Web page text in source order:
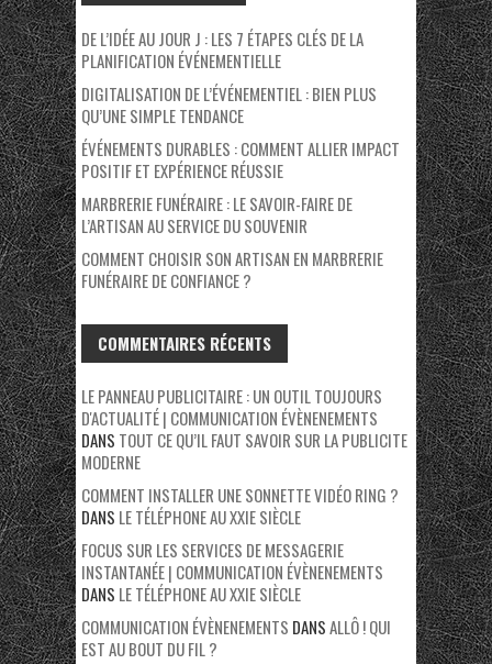
DE L’IDÉE AU JOUR J : LES 7 ÉTAPES CLÉS DE LA
PLANIFICATION ÉVÉNEMENTIELLE
DIGITALISATION DE L’ÉVÉNEMENTIEL : BIEN PLUS
QU’UNE SIMPLE TENDANCE
ÉVÉNEMENTS DURABLES : COMMENT ALLIER IMPACT
POSITIF ET EXPÉRIENCE RÉUSSIE
MARBRERIE FUNÉRAIRE : LE SAVOIR-FAIRE DE
L’ARTISAN AU SERVICE DU SOUVENIR
COMMENT CHOISIR SON ARTISAN EN MARBRERIE
FUNÉRAIRE DE CONFIANCE ?
COMMENTAIRES RÉCENTS
LE PANNEAU PUBLICITAIRE : UN OUTIL TOUJOURS
D'ACTUALITÉ | COMMUNICATION ÉVÈNENEMENTS
DANS TOUT CE QU’IL FAUT SAVOIR SUR LA PUBLICITE
MODERNE
COMMENT INSTALLER UNE SONNETTE VIDÉO RING ?
DANS LE TÉLÉPHONE AU XXIE SIÈCLE
FOCUS SUR LES SERVICES DE MESSAGERIE
INSTANTANÉE | COMMUNICATION ÉVÈNENEMENTS
DANS LE TÉLÉPHONE AU XXIE SIÈCLE
COMMUNICATION ÉVÈNENEMENTS DANSALLÔ ! QUI
EST AU BOUT DU FIL ?